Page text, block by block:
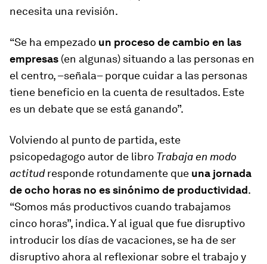
necesita una revisión.
“Se ha empezado un proceso de cambio en las
empresas (en algunas) situando a las personas en
el centro, –señala– porque cuidar a las personas
tiene beneficio en la cuenta de resultados. Este
es un debate que se está ganando”.
Volviendo al punto de partida, este
psicopedagogo autor de libro Trabaja en modo
actitudresponde rotundamente que una jornada
de ocho horas no es sinónimo de productividad.
“Somos más productivos cuando trabajamos
cinco horas”, indica. Y al igual que fue disruptivo
introducir los días de vacaciones, se ha de ser
disruptivo ahora al reflexionar sobre el trabajo y